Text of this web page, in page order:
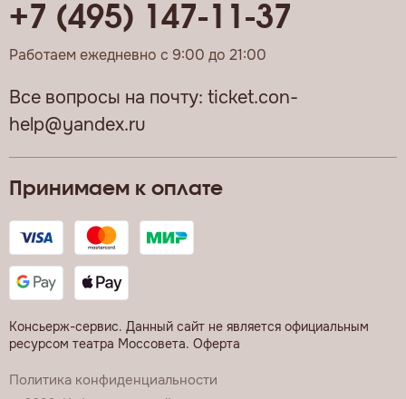
Принимаем к оплате
Консьерж-сервис. Данный сайт не является официальным
ресурсом театра Моссовета. Оферта
Политика конфиденциальности
+7 (495) 147-11-37
Работаем ежедневно с 9:00 до 21:00
Все вопросы на почту: ticket.con-
help@yandex.ru